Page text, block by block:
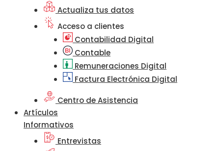
Actualiza tus datos
Acceso a clientes
Contabilidad Digital
Contable
Remuneraciones Digital
Factura Electrónica Digital
Centro de Asistencia
Artículos
Informativos
Entrevistas